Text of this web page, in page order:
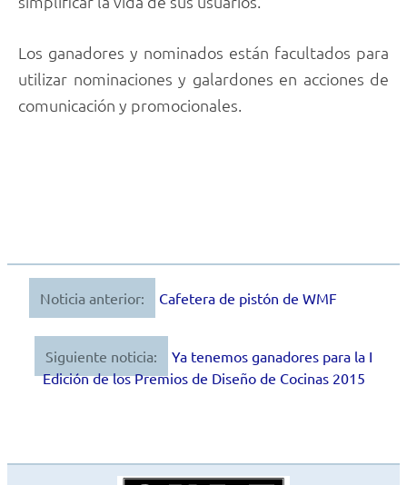
Los ganadores y nominados están facultados para
utilizar nominaciones y galardones en acciones de
comunicación y promocionales.
Navegación
entradas
Noticia anterior: Cafetera de pistón de WMF
Siguiente noticia:
Ya tenemos ganadores para la I
Edición de los Premios de Diseño de Cocinas 2015